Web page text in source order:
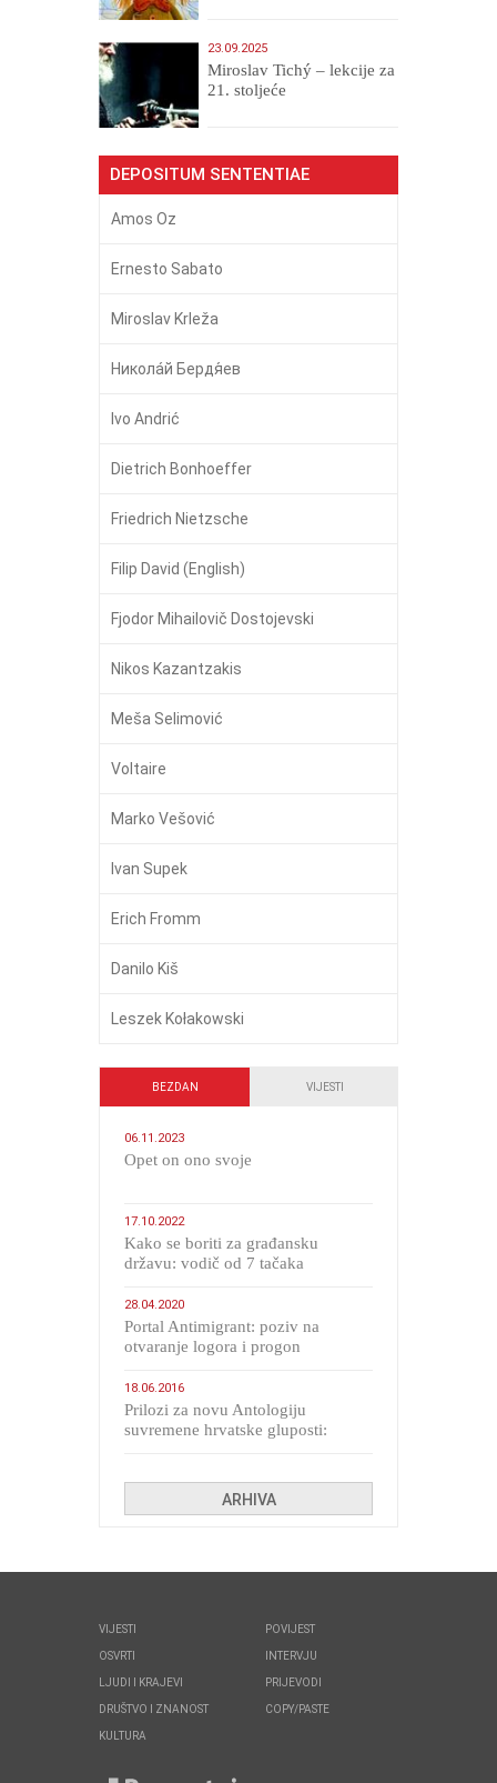
23.09.2025
Miroslav Tichý – lekcije za
21. stoljeće
DEPOSITUM SENTENTIAE
Amos Oz
Ernesto Sabato
Miroslav Krleža
Никола́й Бердя́ев
Ivo Andrić
Dietrich Bonhoeffer
Friedrich Nietzsche
Filip David (English)
Fjodor Mihailovič Dostojevski
Nikos Kazantzakis
Meša Selimović
Voltaire
Marko Vešović
Ivan Supek
Erich Fromm
Danilo Kiš
Leszek Kołakowski
BEZDAN VIJESTI
06.11.2023
​Opet on ono svoje
17.10.2022
Kako se boriti za građansku
državu: vodič od 7 tačaka
28.04.2020
Portal Antimigrant: poziv na
otvaranje logora i progon
18.06.2016
Prilozi za novu Antologiju
suvremene hrvatske gluposti:
ARHIVA
VIJESTI
OSVRTI
LJUDI I KRAJEVI
DRUŠTVO I ZNANOST
KULTURA
POVIJEST
INTERVJU
PRIJEVODI
COPY/PASTE